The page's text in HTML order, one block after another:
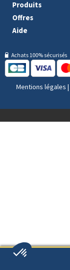
Produits
Offres
Aide
Achats 100% sécurisés
Mentions légales |